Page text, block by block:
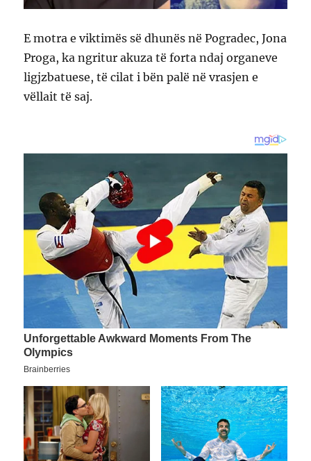
E motra e viktimës së dhunës në Pogradec, Jona
Proga, ka ngritur akuza të forta ndaj organeve
ligjzbatuese, të cilat i bën palë në vrasjen e
vëllait të saj.